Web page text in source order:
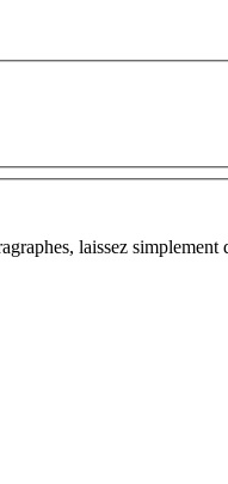
laissez simplement